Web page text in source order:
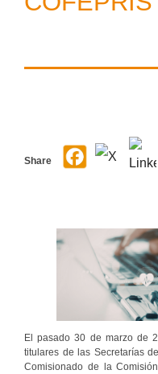
Share
El pasado 30 de marzo de
titulares de las Secretarías
Comisionado de la